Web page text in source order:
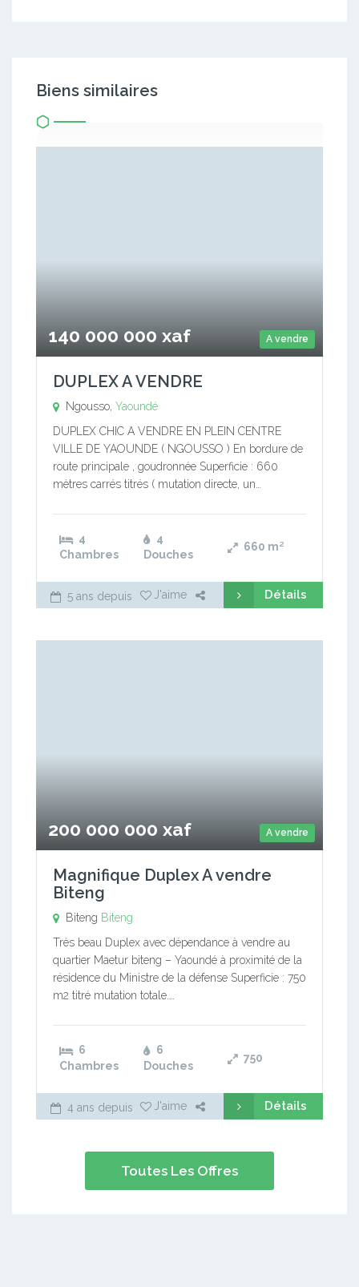
Biens similaires
A vendre
140 000 000 xaf
DUPLEX A VENDRE
Ngousso, Yaoundé
DUPLEX CHIC A VENDRE EN PLEIN CENTRE
VILLE DE YAOUNDE ( NGOUSSO ) En bordure de
route principale , goudronnée Superficie : 660
mètres carrés titrés ( mutation directe, un…
4
Chambres
4
Douches
660 m²
5 ans depuis J'aime Détails
A vendre
200 000 000 xaf
Magnifique Duplex A vendre
Biteng
Biteng Biteng
Très beau Duplex avec dépendance à vendre au
quartier Maetur biteng – Yaoundé à proximité de la
résidence du Ministre de la défense Superficie : 750
m2 titré mutation totale.…
6
Chambres
6
Douches
750
4 ans depuis J'aime Détails
Toutes Les Offres